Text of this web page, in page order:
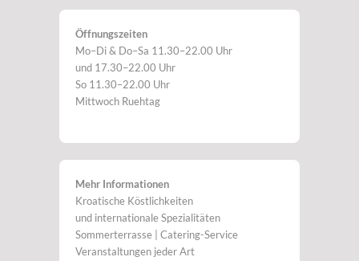
Öffnungszeiten
Mo–Di & Do–Sa 11.30–22.00 Uhr
und 17.30–22.00 Uhr
So 11.30–22.00 Uhr
Mittwoch Ruehtag
Mehr Informationen
Kroatische Köstlichkeiten
und internationale Spezialitäten
Sommerterrasse | Catering-Service
Veranstaltungen jeder Art